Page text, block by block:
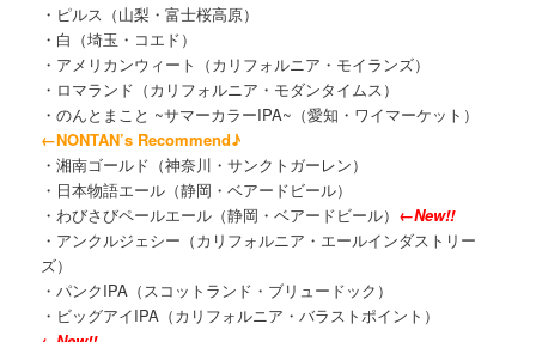
・ピルス（山梨・富士桜高原）
・白（埼玉・コエド）
・アメリカンウィート（カリフォルニア・モイランズ）
・ロマランド（カリフォルニア・モダンタイムス）
・のんとまこと ~サマーカラーIPA~（愛知・ワイマーケット）
←NONTAN’s Recommend♪
・湘南ゴールド（神奈川・サンクトガーレン）
・日本物語エール（静岡・ベアードビール）
・わびさびペールエール（静岡・ベアードビール） ←New!!
・アンクルジェシー（カリフォルニア・エールインダストリー
ズ）
・パンクIPA（スコットランド・ブリュードック）
・ビッグアイIPA（カリフォルニア・バラストポイント）